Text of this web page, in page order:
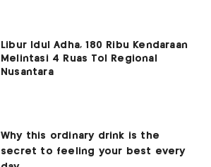
Libur Idul Adha, 180 Ribu Kendaraan
Melintasi 4 Ruas Tol Regional
Nusantara